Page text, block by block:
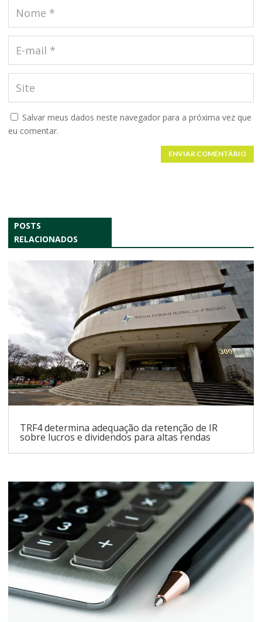
Salvar meus dados neste navegador para a próxima vez que
eu comentar.
ENVIAR COMENTÁRIO
POSTS
RELACIONADOS
TRF4 determina adequação da retenção de IR
sobre lucros e dividendos para altas rendas